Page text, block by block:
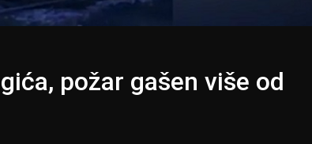
požar gašen više od